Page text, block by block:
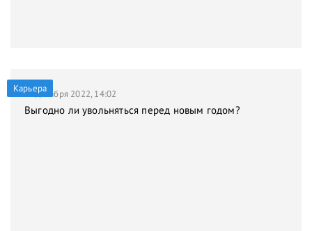
Карьера
21 декабря 2022, 14:02
Выгодно ли увольняться перед новым годом?